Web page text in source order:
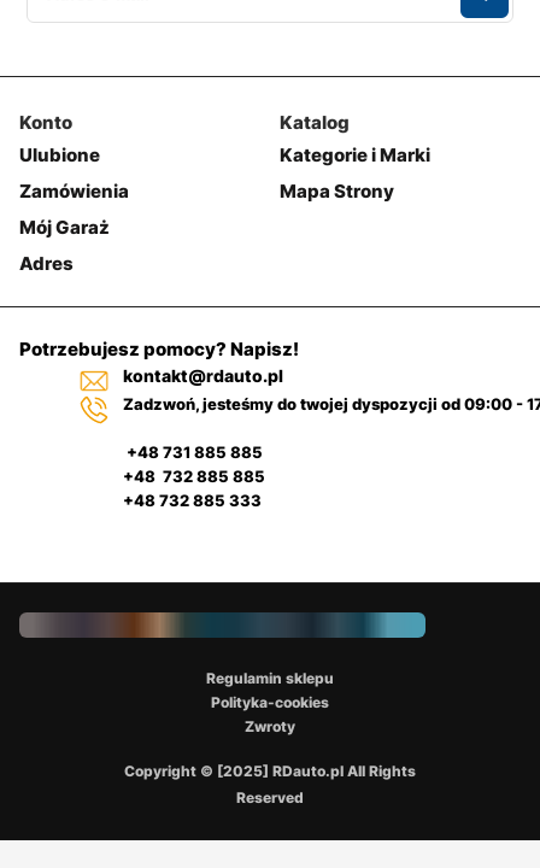
Konto
Ulubione
Zamówienia
Mój Garaż
Adres
Katalog
Kategorie i Marki
Mapa Strony
Potrzebujesz pomocy? Napisz!
kontakt@rdauto.pl
Zadzwoń, jesteśmy do twojej dyspozycji od 09:00 -
+48 731 885 885
+48 732 885 885
+48 732 885 333
Copyright © [2025] RDauto.pl All Rights
Reserved
Regulamin sklepu
Polityka-cookies
Zwroty